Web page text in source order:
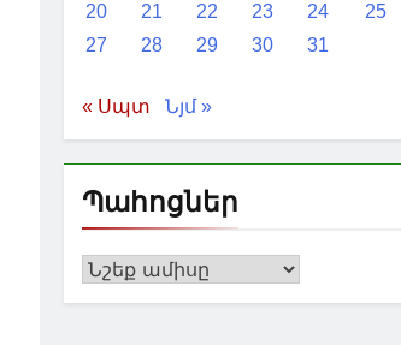
20
21 22 23 24 25
27
28 29 30 31
« Սպտ Նյմ »
Պահոցներ
Պահոցներ